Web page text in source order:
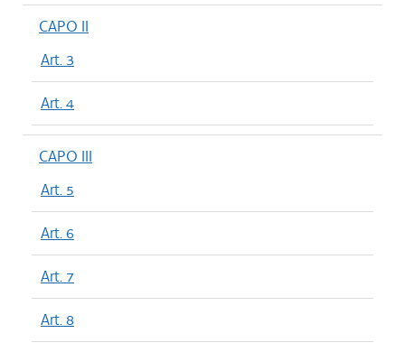
CAPO II
Art. 3
Art. 4
CAPO III
Art. 5
Art. 6
Art. 7
Art. 8